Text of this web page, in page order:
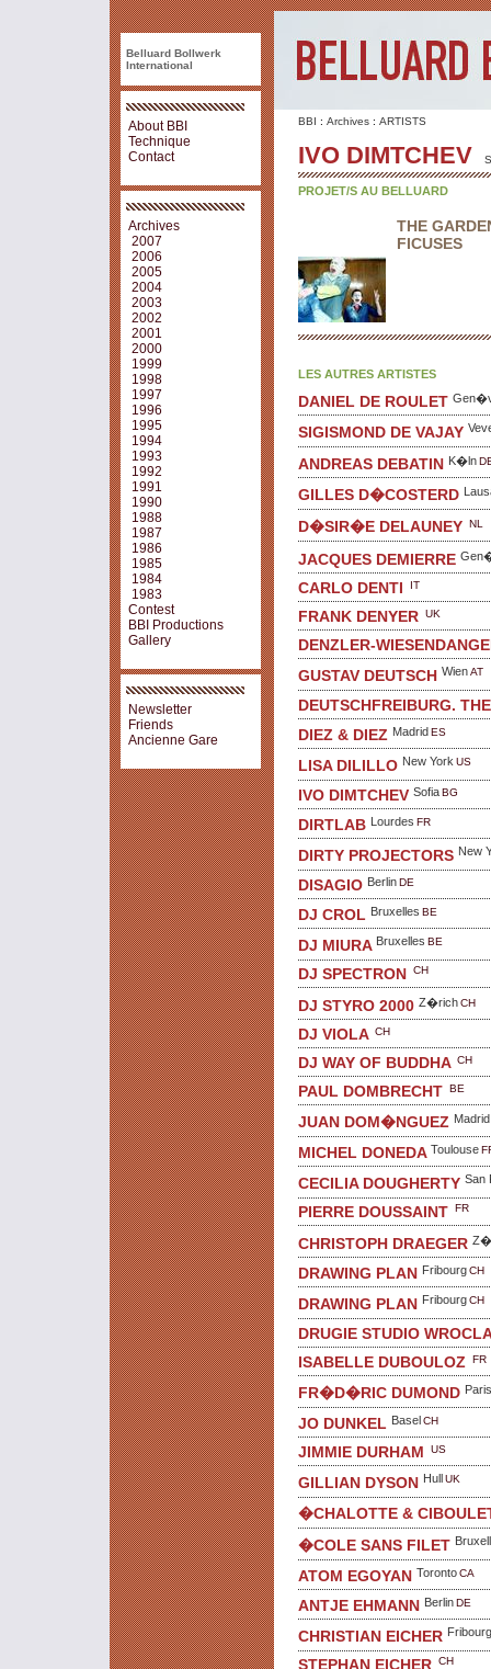
BBI : Archives : ARTISTS
IVO DIMTCHEV
PROJET/S AU BELLUARD
THE
FICUSES
LES AUTRES ARTISTES
DANIEL DE ROULET
SIGISMOND DE VAJAY
ANDREAS DEBATIN K�ln
GILLES D�COSTERD
D�SIR�E DELAUNEY NL
JACQUES DEMIERRE
CARLO DENTI IT
FRANK DENYER UK
DENZLER-
GUSTAV DEUTSCH WienAT
DEUTSCHFREIBURG.
DIEZ & DIEZ MadridES
LISA DILILLO New York US
IVO DIMTCHEV SofiaBG
DIRTLAB Lourdes FR
DIRTY PROJECTORS New
DISAGIO BerlinDE
DJ CROL Bruxelles BE
DJ MIURA Bruxelles BE
DJ SPECTRON CH
DJ STYRO 2000 Z�richCH
DJ VIOLA CH
DJ WAY OF BUDDHA CH
PAUL DOMBRECHT BE
JUAN DOM�NGUEZ Madrid
MICHEL DONEDA Toulouse
CECILIA DOUGHERTY San
PIERRE DOUSSAINT FR
CHRISTOPH DRAEGER
DRAWING PLAN FribourgCH
DRAWING PLAN FribourgCH
DRUGIE STUDIO
ISABELLE DUBOULOZ
FR
FR�D�RIC DUMOND Paris
JO DUNKEL BaselCH
JIMMIE DURHAM US
GILLIAN DYSON Hull UK
�CHALOTTE &
�COLE SANS FILET
ATOM EGOYAN TorontoCA
ANTJE EHMANN BerlinDE
CHRISTIAN EICHER Fribourg
STEPHAN EICHER CH
Belluard Bollwerk
International
About BBI
Technique
Contact
Archives
2007
2006
2005
2004
2003
2002
2001
2000
1999
1998
1997
1996
1995
1994
1993
1992
1991
1990
1988
1987
1986
1985
1984
1983
Contest
BBI Productions
Gallery
Newsletter
Friends
Ancienne Gare